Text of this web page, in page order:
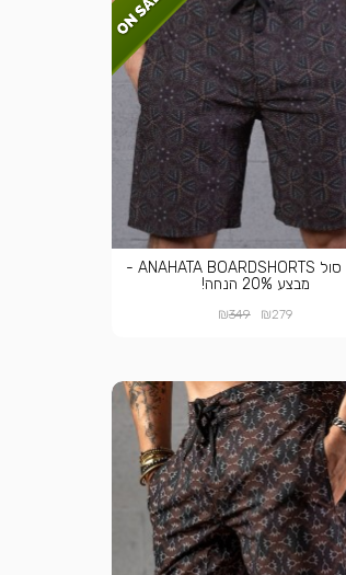
בגד ים סול ANAHATA BOARDSHORTS -
מבצע 20% הנחה!
₪279
₪349